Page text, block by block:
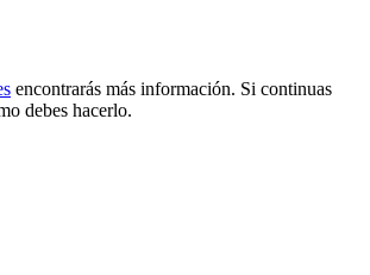
encontrarás más información. Si continuas
debes hacerlo.